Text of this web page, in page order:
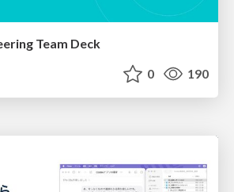
Team Deck
0 190